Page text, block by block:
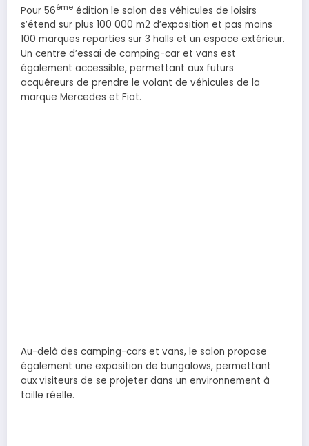
Pour 56éme édition le salon des véhicules de loisirs
s’étend sur plus 100 000 m2 d’exposition et pas moins
100 marques reparties sur 3 halls et un espace extérieur.
Un centre d’essai de camping-car et vans est
également accessible, permettant aux futurs
acquéreurs de prendre le volant de véhicules de la
marque Mercedes et Fiat.
Au-delà des camping-cars et vans, le salon propose
également une exposition de bungalows, permettant
aux visiteurs de se projeter dans un environnement à
taille réelle.